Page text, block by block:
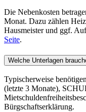
Die Nebenkosten
Monat. Dazu zählen
Hausmeister und ggf.
Seite.
Welche Unterlagen
Typischerweise
(letzte 3 Monate),
Bürgschaftserklärung.